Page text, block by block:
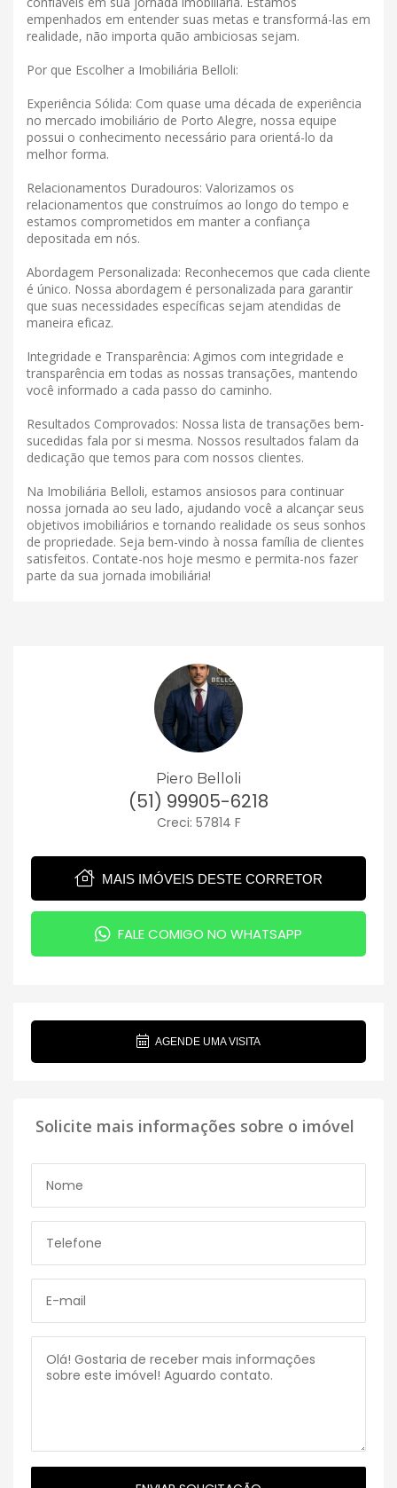
empenhados em entender suas metas e transformá-las em
realidade, não importa quão ambiciosas sejam.
Por que Escolher a Imobiliária Belloli:
Experiência Sólida: Com quase uma década de experiência
no mercado imobiliário de Porto Alegre, nossa equipe
possui o conhecimento necessário para orientá-lo da
melhor forma.
Relacionamentos Duradouros: Valorizamos os
relacionamentos que construímos ao longo do tempo e
estamos comprometidos em manter a confiança
depositada em nós.
Abordagem Personalizada: Reconhecemos que cada cliente
é único. Nossa abordagem é personalizada para garantir
que suas necessidades específicas sejam atendidas de
maneira eficaz.
Integridade e Transparência: Agimos com integridade e
transparência em todas as nossas transações, mantendo
você informado a cada passo do caminho.
Resultados Comprovados: Nossa lista de transações bem-
sucedidas fala por si mesma. Nossos resultados falam da
dedicação que temos para com nossos clientes.
Na Imobiliária Belloli, estamos ansiosos para continuar
nossa jornada ao seu lado, ajudando você a alcançar seus
objetivos imobiliários e tornando realidade os seus sonhos
de propriedade. Seja bem-vindo à nossa família de clientes
satisfeitos. Contate-nos hoje mesmo e permita-nos fazer
parte da sua jornada imobiliária!
Piero Belloli
(51) 99905-6218
Creci: 57814 F
MAIS IMÓVEIS DESTE CORRETOR
FALE COMIGO NO WHATSAPP
AGENDE UMA VISITA
Solicite mais informações sobre o imóvel